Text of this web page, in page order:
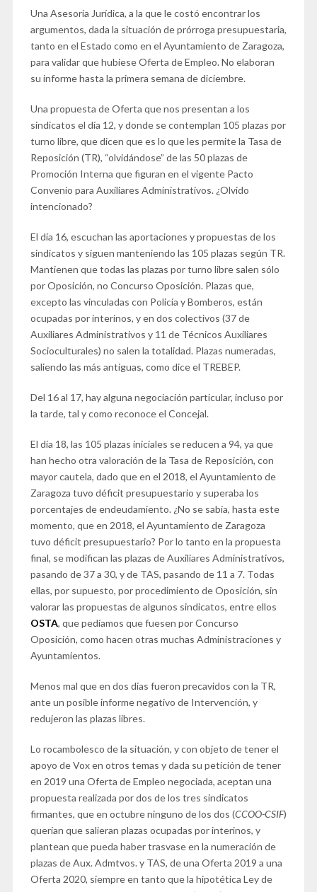
Una Asesoría Jurídica, a la que le costó encontrar los
argumentos, dada la situación de prórroga presupuestaria,
tanto en el Estado como en el Ayuntamiento de Zaragoza,
para validar que hubiese Oferta de Empleo. No elaboran
su informe hasta la primera semana de diciembre.
Una propuesta de Oferta que nos presentan a los
sindicatos el día 12, y donde se contemplan 105 plazas por
turno libre, que dicen que es lo que les permite la Tasa de
Reposición (TR), “olvidándose” de las 50 plazas de
Promoción Interna que figuran en el vigente Pacto
Convenio para Auxiliares Administrativos. ¿Olvido
intencionado?
El día 16, escuchan las aportaciones y propuestas de los
sindicatos y siguen manteniendo las 105 plazas según TR.
Mantienen que todas las plazas por turno libre salen sólo
por Oposición, no Concurso Oposición. Plazas que,
excepto las vinculadas con Policía y Bomberos, están
ocupadas por interinos, y en dos colectivos (37 de
Auxiliares Administrativos y 11 de Técnicos Auxiliares
Socioculturales) no salen la totalidad. Plazas numeradas,
saliendo las más antiguas, como dice el TREBEP.
Del 16 al 17, hay alguna negociación particular, incluso por
la tarde, tal y como reconoce el Concejal.
El día 18, las 105 plazas iniciales se reducen a 94, ya que
han hecho otra valoración de la Tasa de Reposición, con
mayor cautela, dado que en el 2018, el Ayuntamiento de
Zaragoza tuvo déficit presupuestario y superaba los
porcentajes de endeudamiento. ¿No se sabía, hasta este
momento, que en 2018, el Ayuntamiento de Zaragoza
tuvo déficit presupuestario? Por lo tanto en la propuesta
final, se modifican las plazas de Auxiliares Administrativos,
pasando de 37 a 30, y de TAS, pasando de 11 a 7. Todas
ellas, por supuesto, por procedimiento de Oposición, sin
valorar las propuestas de algunos sindicatos, entre ellos
OSTA, que pedíamos que fuesen por Concurso
Oposición, como hacen otras muchas Administraciones y
Ayuntamientos.
Menos mal que en dos días fueron precavidos con la TR,
ante un posible informe negativo de Intervención, y
redujeron las plazas libres.
Lo rocambolesco de la situación, y con objeto de tener el
apoyo de Vox en otros temas y dada su petición de tener
en 2019 una Oferta de Empleo negociada, aceptan una
propuesta realizada por dos de los tres sindicatos
firmantes, que en octubre ninguno de los dos (CCOO-CSIF)
querían que salieran plazas ocupadas por interinos, y
plantean que pueda haber trasvase en la numeración de
plazas de Aux. Admtvos. y TAS, de una Oferta 2019 a una
Oferta 2020, siempre en tanto que la hipotética Ley de